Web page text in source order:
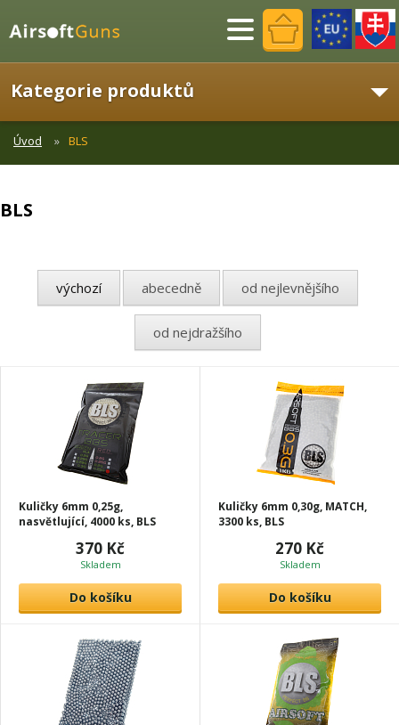
Menu
Kategorie produktů
Úvod BLS
BLS
výchozí abecedně od nejlevnějšího
od nejdražšího
Kuličky 6mm 0,25g,
nasvětlující, 4000 ks, BLS
370 Kč
Skladem
Do košíku
Kuličky 6mm 0,30g, MATCH,
3300 ks, BLS
270 Kč
Skladem
Do košíku